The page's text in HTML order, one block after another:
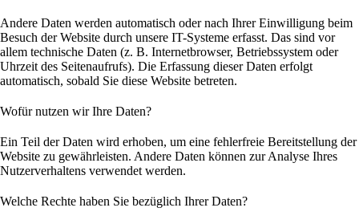
Andere Daten werden automatisch oder nach Ihrer Einwilligung beim
Besuch der Website durch unsere IT-Systeme erfasst. Das sind vor
allem technische Daten (z. B. Internetbrowser, Betriebssystem oder
Uhrzeit des Seitenaufrufs). Die Erfassung dieser Daten erfolgt
automatisch, sobald Sie diese Website betreten.
Wofür nutzen wir Ihre Daten?
Ein Teil der Daten wird erhoben, um eine fehlerfreie Bereitstellung der
Website zu gewährleisten. Andere Daten können zur Analyse Ihres
Nutzerverhaltens verwendet werden.
Welche Rechte haben Sie bezüglich Ihrer Daten?